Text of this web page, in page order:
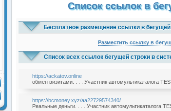
Список ссылок в
Бесплатное размещение ссылки в бегущей
Разместить ссылку в
Список всех ссылок бегущей строки в
https://ackatov.online
обмен визитами. . . . Участник автомультикаталога
https://bcmoney.xyz/aa22729574340/
Реальные деньги. . . . Участник автомультикаталога